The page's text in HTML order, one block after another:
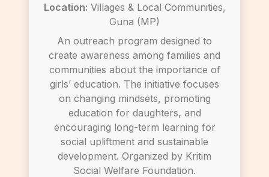
Location: Villages & Local Communities,
Guna (MP)
An outreach program designed to
create awareness among families and
communities about the importance of
girls’ education. The initiative focuses
on changing mindsets, promoting
education for daughters, and
encouraging long-term learning for
social upliftment and sustainable
development. Organized by Kritim
Social Welfare Foundation.